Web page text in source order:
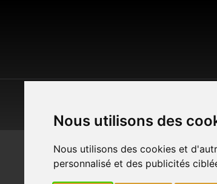
Nous utilisons des
Nous utilisons des cookies et
personnalisé et des publicités
Accueil Vêtements Chaussettes